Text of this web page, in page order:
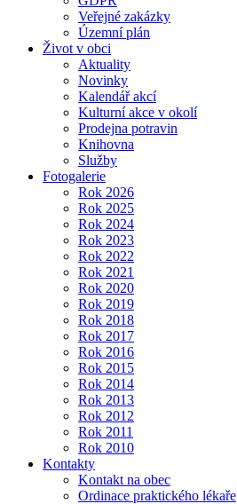
Veřejné zakázky
Územní plán
Život v obci
Aktuality
Novinky
Kalendář akcí
Kulturní akce v okolí
Prodejna potravin
Knihovna
Služby
Fotogalerie
Rok 2026
Rok 2025
Rok 2024
Rok 2023
Rok 2022
Rok 2021
Rok 2020
Rok 2019
Rok 2018
Rok 2017
Rok 2016
Rok 2015
Rok 2014
Rok 2013
Rok 2012
Rok 2011
Rok 2010
Kontakty
Kontakt na obec
Ordinace praktického lékaře